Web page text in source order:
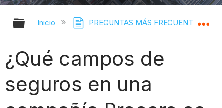
Expandir/contraer jerarquía global
Inicio PREGUNTAS MÁS FRECUENTES
¿Qué campos de
seguros en una